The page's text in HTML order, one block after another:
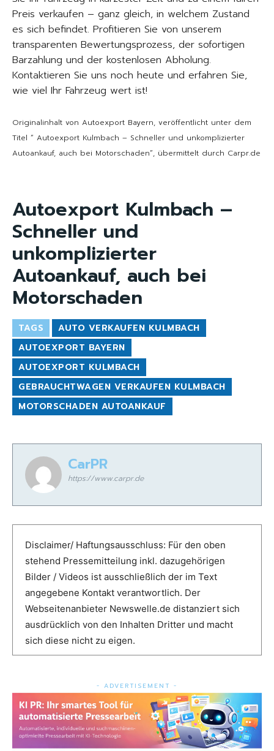
Preis verkaufen – ganz gleich, in welchem Zustand
es sich befindet. Profitieren Sie von unserem
transparenten Bewertungsprozess, der sofortigen
Barzahlung und der kostenlosen Abholung.
Kontaktieren Sie uns noch heute und erfahren Sie,
wie viel Ihr Fahrzeug wert ist!
Originalinhalt von Autoexport Bayern, veröffentlicht unter dem
Titel “ Autoexport Kulmbach – Schneller und unkomplizierter
Autoankauf, auch bei Motorschaden“, übermittelt durch Carpr.de
Autoexport Kulmbach –
Schneller und
unkomplizierter
Autoankauf, auch bei
Motorschaden
TAGS
AUTO VERKAUFEN KULMBACH
AUTOEXPORT BAYERN
AUTOEXPORT KULMBACH
GEBRAUCHTWAGEN VERKAUFEN KULMBACH
MOTORSCHADEN AUTOANKAUF
CarPR
https://www.carpr.de
Disclaimer/ Haftungsausschluss: Für den oben
stehend Pressemitteilung inkl. dazugehörigen
Bilder / Videos ist ausschließlich der im Text
angegebene Kontakt verantwortlich. Der
Webseitenanbieter Newswelle.de distanziert sich
ausdrücklich von den Inhalten Dritter und macht
sich diese nicht zu eigen.
- ADVERTISEMENT -